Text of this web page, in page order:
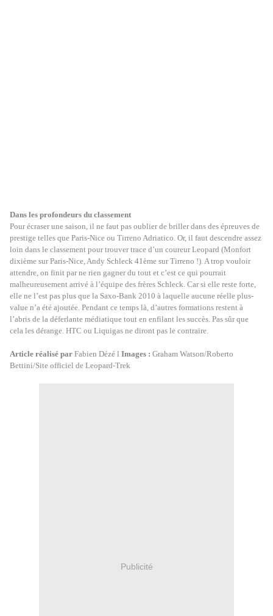
Dans les profondeurs du classement
Pour écraser une saison, il ne faut pas oublier de briller dans des épreuves de
prestige telles que Paris-Nice ou Tirreno Adriatico. Or, il faut descendre assez
loin dans le classement pour trouver trace d’un coureur Leopard (Monfort
dixième sur Paris-Nice, Andy Schleck 41ème sur Tirreno !). A trop vouloir
attendre, on finit par ne rien gagner du tout et c’est ce qui pourrait
malheureusement arrivé à l’équipe des frères Schleck. Car si elle reste forte,
elle ne l’est pas plus que la Saxo-Bank 2010 à laquelle aucune réelle plus-
value n’a été ajoutée. Pendant ce temps là, d’autres formations restent à
l’abris de la déferlante médiatique tout en enfilant les succès. Pas sûr que
cela les dérange. HTC ou Liquigas ne diront pas le contraire.
Article réalisé par Fabien Dézé l Images : Graham Watson/Roberto
Bettini/Site officiel de Leopard-Trek
Publicité